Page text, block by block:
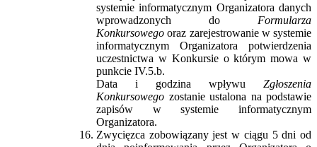
systemie informatycznym Organizatora danych
wprowadzonych do Formularza
Konkursowego oraz zarejestrowanie w systemie
informatycznym Organizatora potwierdzenia
uczestnictwa w Konkursie o którym mowa w
punkcie IV.5.b.
Data i godzina wpływu Zgłoszenia
Konkursowego zostanie ustalona na podstawie
zapisów w systemie informatycznym
Organizatora.
Zwycięzca zobowiązany jest w ciągu 5 dni od